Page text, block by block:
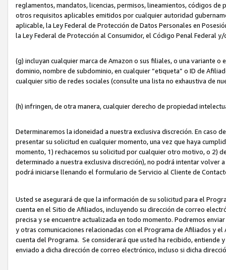
reglamentos, mandatos, licencias, permisos, lineamientos, códigos
otros requisitos aplicables emitidos por cualquier autoridad
aplicable, la Ley Federal de Protección de Datos Personales en
la Ley Federal de Protección al Consumidor, el Código Penal Federal
(g) incluyan cualquier marca de Amazon o sus filiales, o una variante
dominio, nombre de subdominio, en cualquier “etiqueta” o ID de
cualquier sitio de redes sociales (consulte una lista no exhaustiva de
(h) infringen, de otra manera, cualquier derecho de propiedad
Determinaremos la idoneidad a nuestra exclusiva discreción. En caso
presentar su solicitud en cualquier momento, una vez que haya
momento, 1) rechacemos su solicitud por cualquier otro motivo, o 2)
determinado a nuestra exclusiva discreción), no podrá intentar volver
podrá iniciarse llenando el formulario de Servicio al Cliente de
Usted se asegurará de que la información de su solicitud para el
cuenta en el Sitio de Afiliados, incluyendo su dirección de correo
precisa y se encuentre actualizada en todo momento. Podremos
y otras comunicaciones relacionadas con el Programa de Afiliados y
cuenta del Programa. Se considerará que usted ha recibido, entiende
enviado a dicha dirección de correo electrónico, incluso si dicha